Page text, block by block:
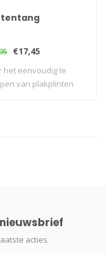
€17,45
het eenvoudig te
van plakplinten
acties